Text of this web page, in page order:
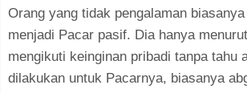
Orang yang tidak pengalaman
menjadi Pacar pasif. Dia hanya
mengikuti keinginan pribadi tanpa tahu
dilakukan untuk Pacarnya, biasanya